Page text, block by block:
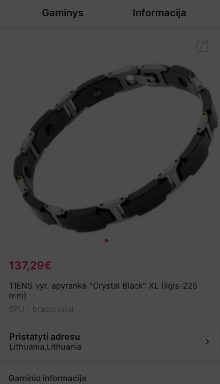
Gaminys Informacija
137,29€
TIENS vyr. apyrankė "Crystal Black" XL (Ilgis-225
mm)
SPU：braccrystxl
Pristatyti adresu
Lithuania,Lithuania
Gaminio informacija